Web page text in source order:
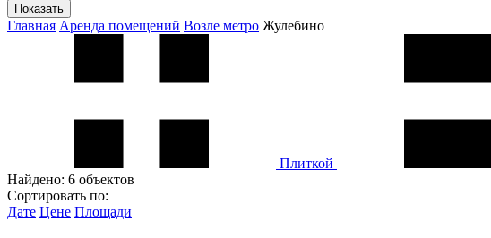
Показать
Главная Аренда помещений Возле метро Жулебино
Плиткой
Найдено: 6 объектов
Сортировать по:
Дате Цене Площади